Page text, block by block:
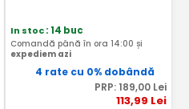
In stoc: 14 buc
Comandă până în ora 14:00 și
expediem azi
4 rate cu 0% dobândă
PRP: 189,00 Lei
113,99 Lei